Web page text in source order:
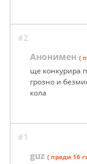
#2
Анонимен (
ще конкурира
грозно и
кола
#1
guz ( преди 16